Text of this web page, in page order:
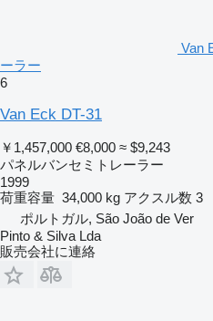
Van
ーラー
6
Van Eck DT-31
￥1,457,000 €8,000 ≈ $9,243
パネルバンセミトレーラー
1999
荷重容量 34,000 kg アクスル数 3
ポルトガル, São João de Ver
Pinto & Silva Lda
販売会社に連絡